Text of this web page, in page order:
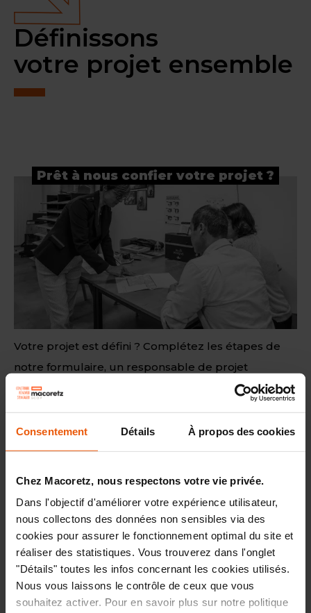
Consentement Détails À propos des cookies
Chez Macoretz, nous respectons votre vie privée.
Dans l'objectif d'améliorer votre expérience utilisateur,
nous collectons des données non sensibles via des
cookies pour assurer le fonctionnement optimal du site et
réaliser des statistiques. Vous trouverez dans l'onglet
"Détails" toutes les infos concernant les cookies utilisés.
Nous vous laissons le contrôle de ceux que vous
souhaitez activer. Pour en savoir plus sur notre politique
Définissons
votre projet ensemble
Prêt à nous confier votre projet ?
Votre projet est défini ? Complétez les étapes de
notre formulaire, un responsable de projet
Macoretz vous recontactera dans les plus brefs
Des conseils pour construire votre
projet ?